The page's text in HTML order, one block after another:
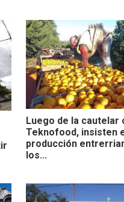
Luego de la cautelar
Teknofood, insisten
producción
los...